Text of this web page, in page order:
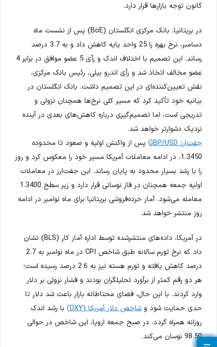
کانون توجه بازارها قرار دارد.
در بریتانیا، بانک مرکزی انگلستان (BoE) پس از نشست ماه
دسامبر، نرخ بهره را 25 واحد پایه کاهش داد و به 3.7 درصد
رساند. این تصمیم با اختلاف اندک و رأی 5 عضو موافق در برابر 4
عضو مخالف اتخاذ شد و رأی اندرو بیلی، رئیس بانک مرکزی،
نقش تعیین‌کننده‌ای در این تصمیم داشت. بانک انگلستان در
بیانیه خود تأکید کرد که مسیر کلی نرخ‌ها همچنان نزولی و
تدریجی است، اما تصمیم‌گیری درباره کاهش‌های بعدی در آینده
نزدیک دشوارتر خواهد شد.
جفت‌ارز GBP/USD
پس از واکنش اولیه و صعود تا محدوده
1.3450، در ادامه معاملات آمریکا مسیر خود را معکوس کرد و روز
را با رشد بسیار محدود به پایان رساند. این جفت‌ارز در معاملات
اولیه جمعه همچنان در فاز نوسانی قرار دارد و زیر سطح 1.3400
معامله می‌شود. آمار خرده‌فروشی بریتانیا برای ماه نوامبر در ادامه
روز منتشر خواهد شد.
در آمریکا، داده‌های منتشرشده توسط اداره آمار کار (BLS) نشان
داد که نرخ تورم سالانه طبق شاخص CPI در ماه نوامبر به 2.7
درصد کاهش یافته و تورم هسته نیز به 2.6 درصد رسیده است؛
هر دو رقم کمتر از برآورد تحلیلگران بودند و فشار نزولی بر دلار
وارد کردند. با این حال، فضای محتاطانه بازار باعث شد دلار تا
حدی حمایت شود و شاخص دلار آمریکا (DXY)
با رشد اندک
روزانه همراه گردد. در صبح جمعه اروپا، این شاخص در حوالی
98.50 نوسان می‌کند.